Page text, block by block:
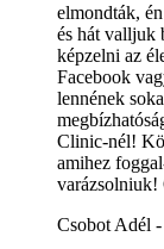
elmondták,
és hát valljuk
képzelni az
Facebook
lennének
Clinic-nél!
amihez
varázsolniuk!
Csobot Adél